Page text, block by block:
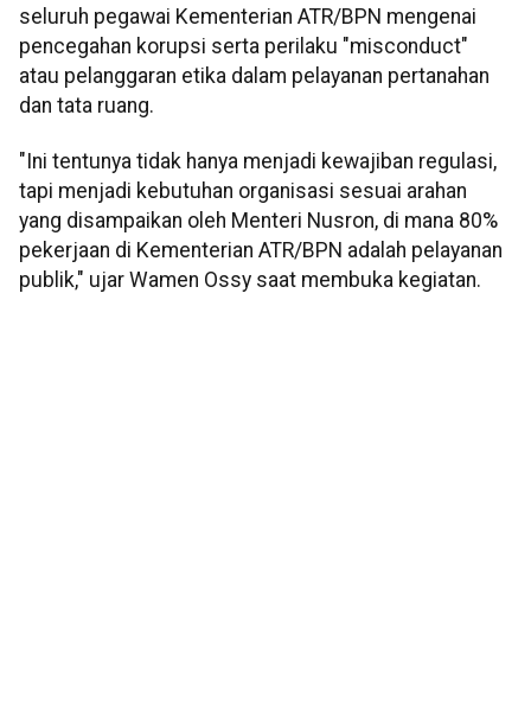
seluruh pegawai Kementerian ATR/BPN mengenai
pencegahan korupsi serta perilaku "misconduct"
atau pelanggaran etika dalam pelayanan pertanahan
dan tata ruang.
"Ini tentunya tidak hanya menjadi kewajiban regulasi,
tapi menjadi kebutuhan organisasi sesuai arahan
yang disampaikan oleh Menteri Nusron, di mana 80%
pekerjaan di Kementerian ATR/BPN adalah pelayanan
publik," ujar Wamen Ossy saat membuka kegiatan.